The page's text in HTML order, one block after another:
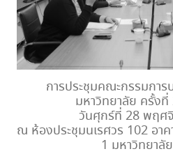
การประชุมคณะกรรมการ
มหาวิทยาลัย ครั้ง
วันศุกร์ที่ 28 พฤศ
ณ ห้องประชุมนเรศวร 102 อา
1 มหาวิทยาลั